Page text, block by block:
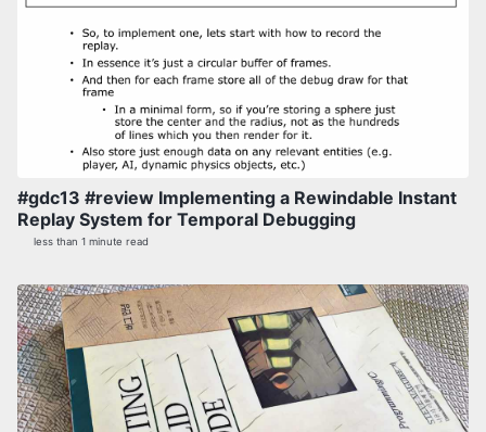
#gdc13 #review Implementing a Rewindable Instant
Replay System for Temporal Debugging
less than 1 minute read